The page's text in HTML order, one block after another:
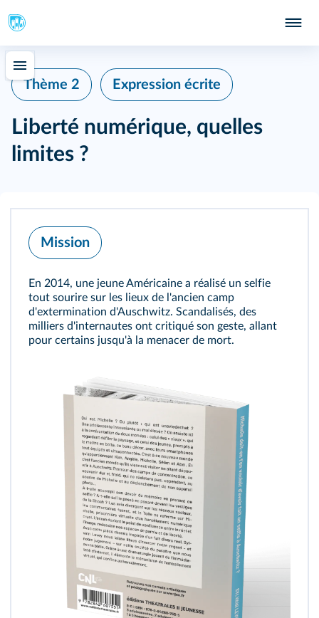
Thème 2 Expression écrite
Liberté numérique, quelles
limites ?
Mission
En 2014, une jeune Américaine a réalisé un selfie
tout sourire sur les lieux de l'ancien camp
d'extermination d'Auschwitz. Scandalisés, des
milliers d'internautes ont critiqué son geste, allant
pour certains jusqu'à la menacer de mort.